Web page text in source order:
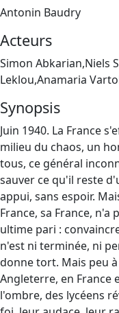
Antonin Baudry
Acteurs
Simon Abkarian,Niels
Leklou,Anamaria
Synopsis
Juin 1940. La France
milieu du chaos, un
tous, ce général
sauver ce qu'il reste
appui, sans espoir.
France, sa France, n'a
ultime pari :
n'est ni terminée, ni
donne tort. Mais peu
Angleterre, en France
l'ombre, des lycéens